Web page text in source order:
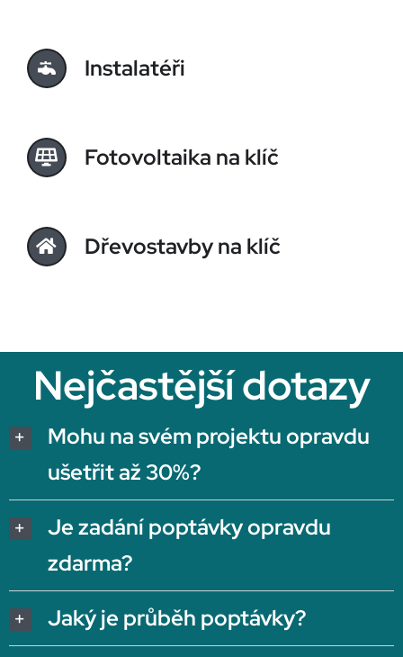
Instalatéři
Fotovoltaika na klíč
Dřevostavby na klíč
Nejčastější dotazy
Mohu na svém projektu opravdu
ušetřit až 30%?
Je zadání poptávky opravdu
zdarma?
Jaký je průběh poptávky?